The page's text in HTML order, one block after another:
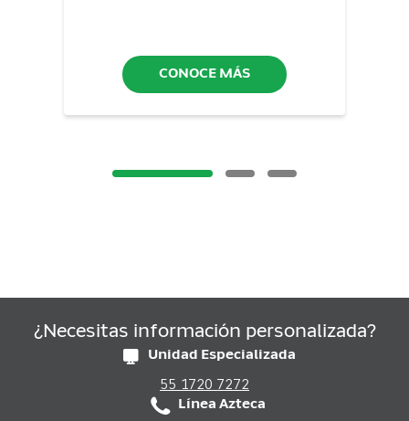
CONOCE MÁS
¿Necesitas información personalizada?
Unidad Especializada
55 1720 7272
Línea Azteca